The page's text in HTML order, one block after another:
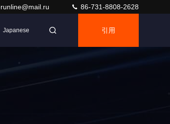
86-731-8808-2628
Japanese 引用